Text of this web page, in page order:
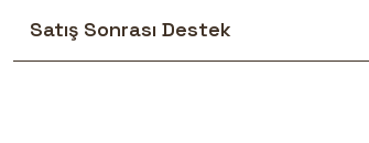
Satış Sonrası Destek